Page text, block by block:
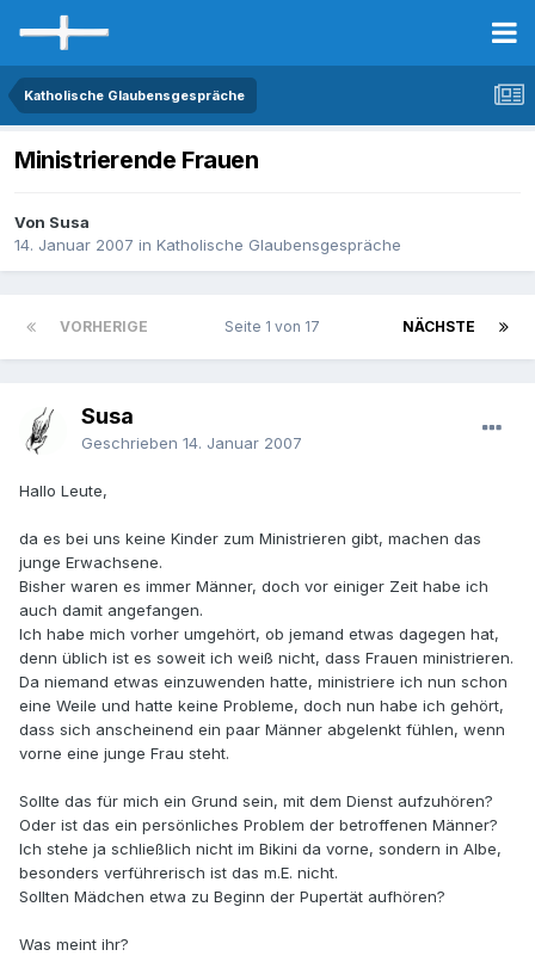
Katholische Glaubensgespräche
Ministrierende Frauen
Von Susa
14. Januar 2007 in Katholische Glaubensgespräche
VORHERIGE NÄCHSTE
Seite 1 von 17
Susa
Geschrieben 14. Januar 2007
Hallo Leute,
da es bei uns keine Kinder zum Ministrieren gibt, machen das
junge Erwachsene.
Bisher waren es immer Männer, doch vor einiger Zeit habe ich
auch damit angefangen.
Ich habe mich vorher umgehört, ob jemand etwas dagegen hat,
denn üblich ist es soweit ich weiß nicht, dass Frauen ministrieren.
Da niemand etwas einzuwenden hatte, ministriere ich nun schon
eine Weile und hatte keine Probleme, doch nun habe ich gehört,
dass sich anscheinend ein paar Männer abgelenkt fühlen, wenn
vorne eine junge Frau steht.
Sollte das für mich ein Grund sein, mit dem Dienst aufzuhören?
Oder ist das ein persönliches Problem der betroffenen Männer?
Ich stehe ja schließlich nicht im Bikini da vorne, sondern in Albe,
besonders verführerisch ist das m.E. nicht.
Sollten Mädchen etwa zu Beginn der Pupertät aufhören?
Was meint ihr?